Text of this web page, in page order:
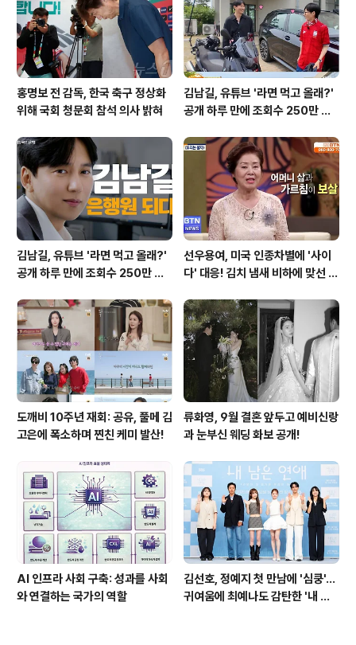
격 상승의 주요 원인 중 하나는 기능 개선입니다. 소니의 신
제품 ‘WH-10..
홍명보 전 감독, 한국 축구 정상화
위해 국회 청문회 참석 의사 밝혀
김남길, 유튜브 '라면 먹고 올래?'
공개 하루 만에 조회수 250만 돌
김남길, 유튜브 '라면 먹고 올래?'
공개 하루 만에 조회수 250만 돌
선우용여, 미국 인종차별에 '사이
다' 대응! 김치 냄새 비하에 맞선 통
도깨비 10주년 재회: 공유, 풀메 김
고은에 폭소하며 찐친 케미 발산!
류화영, 9월 결혼 앞두고 예비신랑
과 눈부신 웨딩 화보 공개!
AI 인프라 사회 구축: 성과를 사회
와 연결하는 국가의 역할
김선호, 정예지 첫 만남에 '심쿵'…
귀여움에 최예나도 감탄한 '내 남